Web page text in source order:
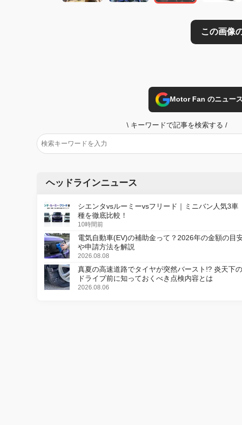
Motor Fan のニュー
\ キーワードで記事を検索する /
ヘッドラインニュース
シエンタvsルーミーvsフリード｜ミニバン人気3車
種を徹底比較！
10時間前
電気自動車(EV)の補助金って？2026年の金額の目
や申請方法を解説
2026.08.08
真夏の高速道路でタイヤが突然バースト!? 炎天下の
ドライブ前に知っておくべき点検内容とは
2026.08.06